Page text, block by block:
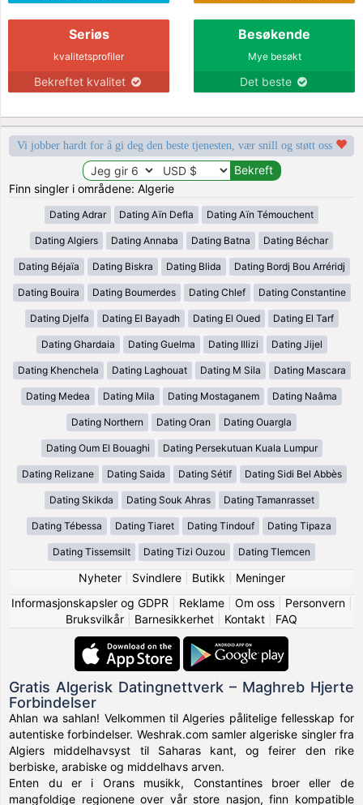
Seriøs
kvalitetsprofiler
Bekreftet kvalitet
Besøkende
Mye besøkt
Det beste
Vi jobber hardt for å gi deg den beste tjenesten, vær snill og støtt oss
Finn singler i områdene: Algerie
Dating Adrar Dating Aïn Defla Dating Aïn Témouchent
Dating Algiers Dating Annaba Dating Batna Dating Béchar
Dating Béjaïa Dating Biskra Dating Blida Dating Bordj Bou Arréridj
Dating Bouira Dating Boumerdes Dating Chlef Dating Constantine
Dating Djelfa Dating El Bayadh Dating El Oued Dating El Tarf
Dating Ghardaia Dating Guelma Dating Illizi Dating Jijel
Dating Khenchela Dating Laghouat Dating M Sila Dating Mascara
Dating Medea Dating Mila Dating Mostaganem Dating Naâma
Dating Northern Dating Oran Dating Ouargla
Dating Oum El Bouaghi Dating Persekutuan Kuala Lumpur
Dating Relizane Dating Saida Dating Sétif Dating Sidi Bel Abbès
Dating Skikda Dating Souk Ahras Dating Tamanrasset
Dating Tébessa Dating Tiaret Dating Tindouf Dating Tipaza
Dating Tissemsilt Dating Tizi Ouzou Dating Tlemcen
Nyheter| Svindlere| Butikk
Meninger
Informasjonskapsler og GDPR
Reklame| Om oss| Personvern|
Bruksvilkår
Barnesikkerhet Kontakt FAQ
Gratis Algerisk Datingnettverk – Maghreb Hjerte
Forbindelser
Ahlan wa sahlan! Velkommen til Algeries pålitelige fellesskap for
autentiske forbindelser. Weshrak.com samler algeriske singler fra
Algiers middelhavsyst til Saharas kant, og feirer den rike
berbiske, arabiske og middelhavs arven.
Enten du er i Orans musikk, Constantines broer eller de
mangfoldige regionene over vår store nasjon, finn kompatible